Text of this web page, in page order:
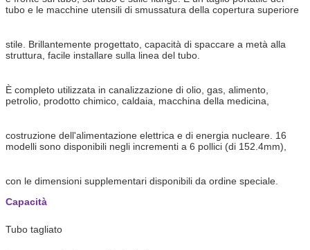
tubo e le macchine utensili di smussatura della copertura superiore
stile. Brillantemente progettato, capacità di spaccare a metà alla
struttura, facile installare sulla linea del tubo.
È completo utilizzata in canalizzazione di olio, gas, alimento,
petrolio, prodotto chimico, caldaia, macchina della medicina,
costruzione dell'alimentazione elettrica e di energia nucleare. 16
modelli sono disponibili negli incrementi a 6 pollici (di 152.4mm),
con le dimensioni supplementari disponibili da ordine speciale.
Capacità
Tubo tagliato